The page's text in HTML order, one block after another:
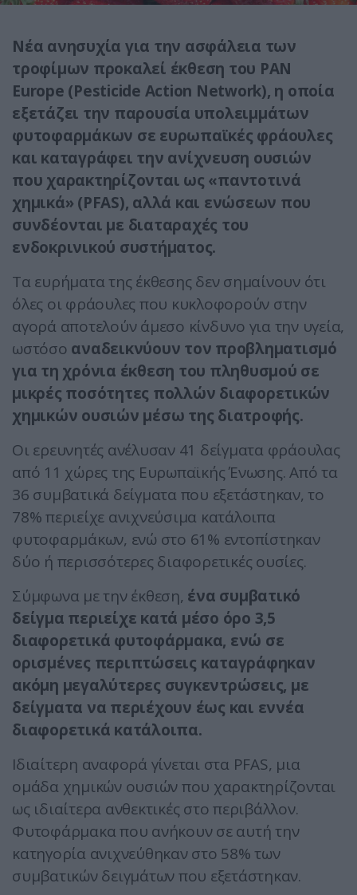
Νέα ανησυχία για την ασφάλεια των
τροφίμων προκαλεί έκθεση του PAN
Europe (Pesticide Action Network), η οποία
εξετάζει την παρουσία υπολειμμάτων
φυτοφαρμάκων σε ευρωπαϊκές φράουλες
και καταγράφει την ανίχνευση ουσιών
που χαρακτηρίζονται ως «παντοτινά
χημικά» (PFAS), αλλά και ενώσεων που
συνδέονται με διαταραχές του
ενδοκρινικού συστήματος.
Τα ευρήματα της έκθεσης δεν σημαίνουν ότι
όλες οι φράουλες που κυκλοφορούν στην
αγορά αποτελούν άμεσο κίνδυνο για την υγεία,
ωστόσο αναδεικνύουν τον προβληματισμό
για τη χρόνια έκθεση του πληθυσμού σε
μικρές ποσότητες πολλών διαφορετικών
χημικών ουσιών μέσω της διατροφής.
Οι ερευνητές ανέλυσαν 41 δείγματα φράουλας
από 11 χώρες της Ευρωπαϊκής Ένωσης. Από τα
36 συμβατικά δείγματα που εξετάστηκαν, το
78% περιείχε ανιχνεύσιμα κατάλοιπα
φυτοφαρμάκων, ενώ στο 61% εντοπίστηκαν
δύο ή περισσότερες διαφορετικές ουσίες.
Σύμφωνα με την έκθεση, ένα συμβατικό
δείγμα περιείχε κατά μέσο όρο 3,5
διαφορετικά φυτοφάρμακα, ενώ σε
ορισμένες περιπτώσεις καταγράφηκαν
ακόμη μεγαλύτερες συγκεντρώσεις, με
δείγματα να περιέχουν έως και εννέα
διαφορετικά κατάλοιπα.
Ιδιαίτερη αναφορά γίνεται στα PFAS, μια
ομάδα χημικών ουσιών που χαρακτηρίζονται
ως ιδιαίτερα ανθεκτικές στο περιβάλλον.
Φυτοφάρμακα που ανήκουν σε αυτή την
κατηγορία ανιχνεύθηκαν στο 58% των
συμβατικών δειγμάτων που εξετάστηκαν.